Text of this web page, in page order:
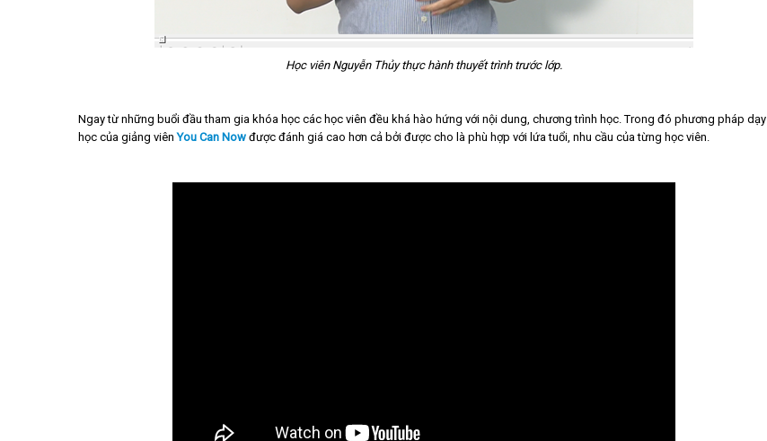
Học viên Nguyễn Thủy thực hành thuyết trình trước lớp.
Ngay từ những buổi đầu tham gia khóa học các học viên đều khá hào hứng với nội dung, chương trình học. Trong đó phương pháp dạy
học của giảng viênYou Can Now được đánh giá cao hơn cả bởi được cho là phù hợp với lứa tuổi, nhu cầu của từng học viên.